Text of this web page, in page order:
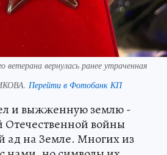
ветерана вернулась ранее утраченная
Перейти в Фотобанк КП
и выжженную землю -
Отечественной войны
ад на Земле. Многих из